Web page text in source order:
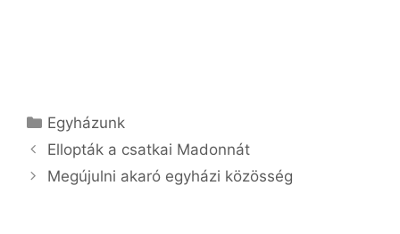
Kategória
Egyházunk
Ellopták a csatkai Madonnát
Megújulni akaró egyházi közösség